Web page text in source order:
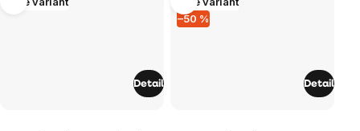
Detail
–50 %
Detail